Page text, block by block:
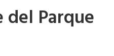
del Parque